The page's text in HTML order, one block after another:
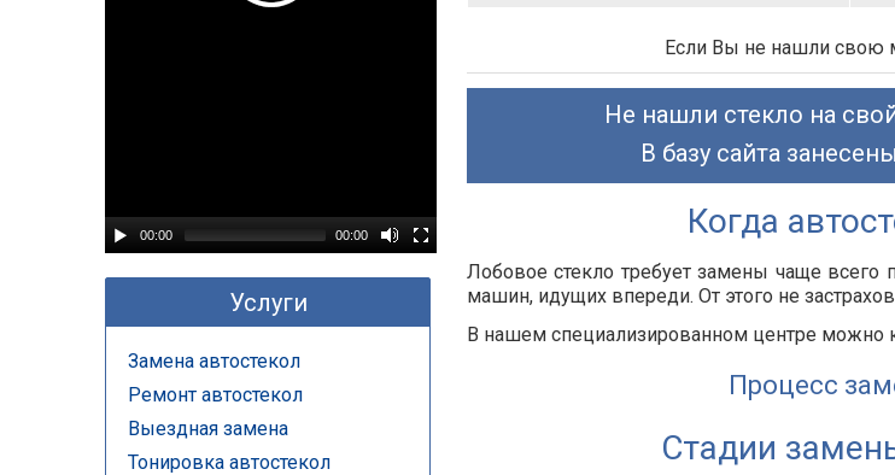
00:00 00:00
Услуги
Замена автостекол
Ремонт автостекол
Выездная замена
Тонировка автостекол
Если Вы не нашли свою
Не нашли стекло на
В базу сайта
Когда
Лобовое стекло требует замены чаще
машин, идущих впереди. От этого не
В нашем специализированном центре можно
Процесс
Стадии